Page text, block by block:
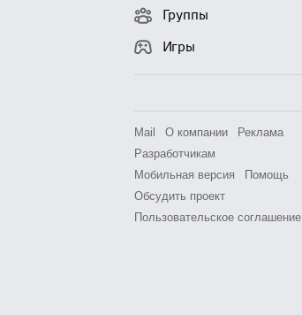
Группы
Игры
Mail О компании
Реклама
Разработчикам
Мобильная версия
Помощь
Обсудить проект
Пользовательское соглашение